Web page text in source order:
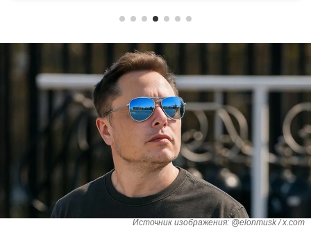
Источник изображения: @elonmusk / x.com